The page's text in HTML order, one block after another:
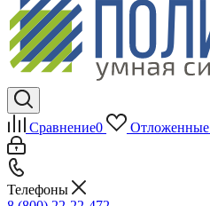
Сравнение0 Отложенные
Телефоны